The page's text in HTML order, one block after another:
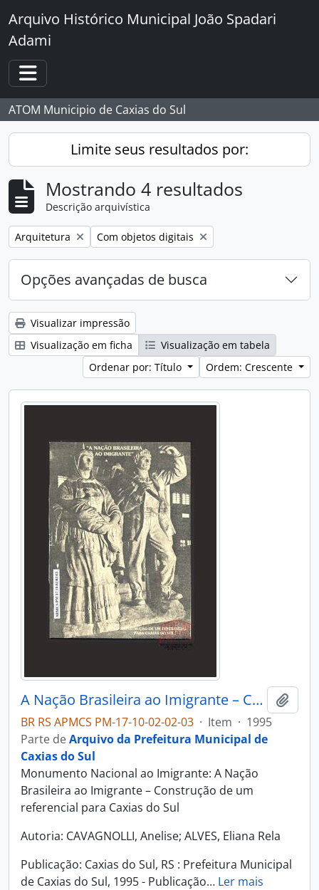
Skip to main content
Arquivo Histórico Municipal João Spadari
Adami
Toggle navigation
ATOM Municipio de Caxias do Sul
Limite seus resultados por:
Mostrando 4 resultados
Descrição arquivística
Remover filtro:
Arquitetura Remover filtro:
Com objetos digitais
Opções avançadas de busca
Visualizar impressão
Visualização em ficha
Visualização em tabela
Ordenar por: Título
Ordem: Crescente
A Nação Brasileira ao Imigrante – Construção de um referencial para Caxias do Sul
BR RS APMCS PM-17-10-02-02-03 · Item · 1995
Parte deArquivo da Prefeitura Municipal de
Caxias do Sul
Monumento Nacional ao Imigrante: A Nação
Brasileira ao Imigrante – Construção de um
referencial para Caxias do Sul
Autoria: CAVAGNOLLI, Anelise; ALVES, Eliana Rela
Publicação: Caxias do Sul, RS : Prefeitura Municipal
de Caxias do Sul, 1995 - Publicação… Ler mais